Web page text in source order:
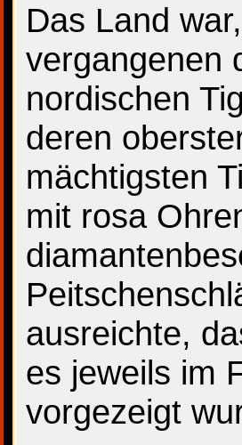
Das Land
vergangenen
nordischen
deren
mächtigsten
mit rosa
ausreichte,
es jeweils im
vorgezeigt